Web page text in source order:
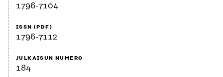
1796-7104
ISSN (PDF)
1796-7112
JULKAISUN NUMERO
184